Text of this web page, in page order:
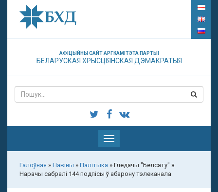
АФІЦЫЙНЫ САЙТ АРГКАМІТЭТА ПАРТЫІ
БЕЛАРУСКАЯ ХРЫСЦІЯНСКАЯ ДЭМАКРАТЫЯ
Паказаць
меню
Галоўная » Навіны » Палітыка » Гледачы "Белсату" з
Нарачы сабралі 144 подпісы ў абарону тэлеканала